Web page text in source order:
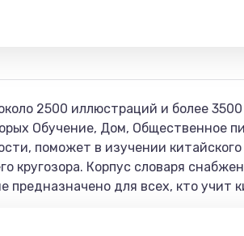
2500 иллюстраций и более
Обучение, Дом, Общественное
поможет в изучении
кругозора. Корпус словаря
для всех, кто учит